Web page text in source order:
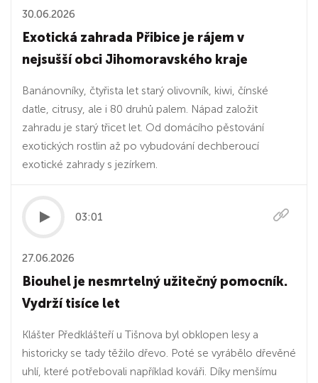
30.06.2026
Exotická zahrada Přibice je rájem v
nejsušší obci Jihomoravského kraje
Banánovníky, čtyřista let starý olivovník, kiwi, čínské
datle, citrusy, ale i 80 druhů palem. Nápad založit
zahradu je starý třicet let. Od domácího pěstování
exotických rostlin až po vybudování dechberoucí
exotické zahrady s jezírkem.
03:01
27.06.2026
Biouhel je nesmrtelný užitečný pomocník.
Vydrží tisíce let
Klášter Předklášteří u Tišnova byl obklopen lesy a
historicky se tady těžilo dřevo. Poté se vyrábělo dřevěné
uhlí, které potřebovali například kováři. Díky menšímu